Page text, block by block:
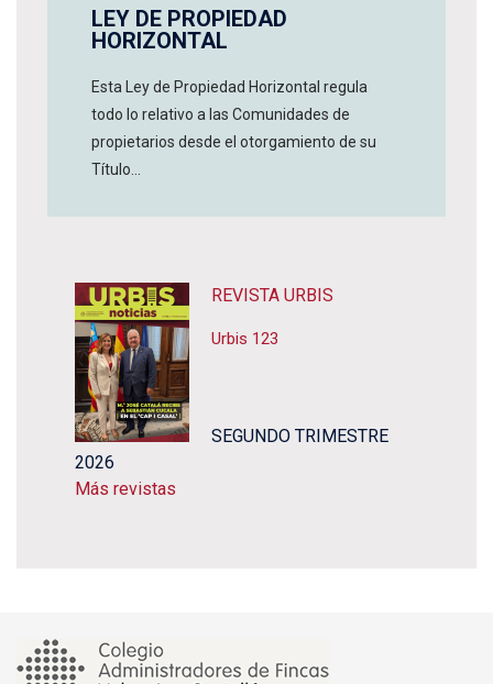
LEY DE PROPIEDAD
HORIZONTAL
Esta Ley de Propiedad Horizontal regula
todo lo relativo a las Comunidades de
propietarios desde el otorgamiento de su
Título...
REVISTA URBIS
Urbis 123
SEGUNDO TRIMESTRE
2026
Más revistas